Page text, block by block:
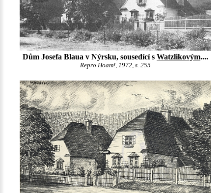
Dům Josefa Blaua v Nýrsku, sousedící s Watzlikovým....
Repro Hoam!, 1972, s. 255